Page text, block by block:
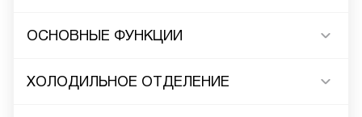
ОСНОВНЫЕ ФУНКЦИИ
ХОЛОДИЛЬНОЕ ОТДЕЛЕНИЕ